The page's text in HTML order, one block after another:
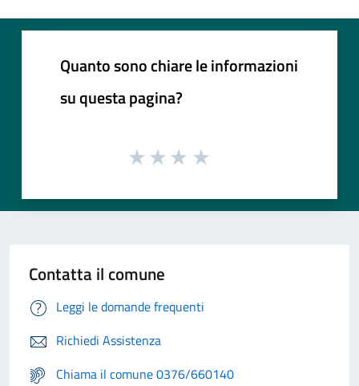
Quanto sono chiare le informazioni
su questa pagina?
Contatta il comune
Leggi le domande frequenti
Richiedi Assistenza
Chiama il comune 0376/660140